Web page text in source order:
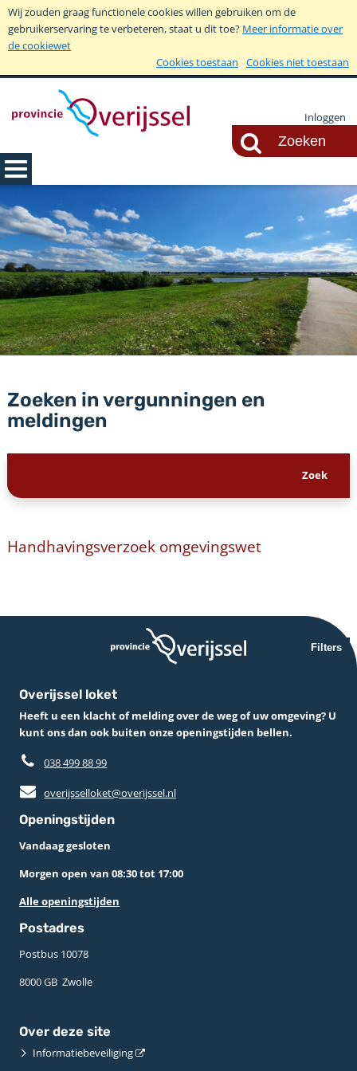
Wij zouden graag functionele cookies willen gebruiken om de
gebruikerservaring te verbeteren, staat u dit toe? Meer informatie over
de cookiewet
Cookies toestaan
Cookies niet toestaan
Inloggen
Zoeken in vergunningen en
meldingen
Handhavingsverzoek omgevingswet
Filters
Overijssel loket
Heeft u een klacht of melding over de weg of uw omgeving? U
kunt ons dan ook buiten onze openingstijden bellen.
038 499 88 99
overijsselloket@overijssel.nl
Openingstijden
Vandaag gesloten
Morgen open van 08:30 tot 17:00
Alle openingstijden
Postadres
Postbus 10078 ­
8000 GB ­ Zwolle
Over deze site
Informatiebeveiliging